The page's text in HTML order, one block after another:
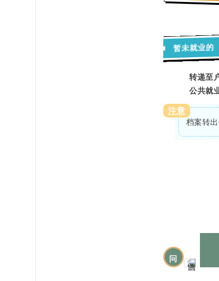
◀ 暂未就业的
转递至
公共就
注意
档案转
问